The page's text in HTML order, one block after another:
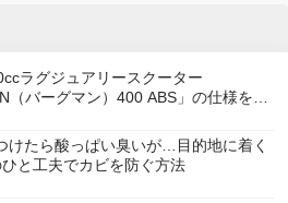
ラグジュアリースクーター
（バーグマン）400 ABS」の仕様を変
に発売
けたら酸っぱい臭いが…目的地に着く
ひと工夫でカビを防ぐ方法